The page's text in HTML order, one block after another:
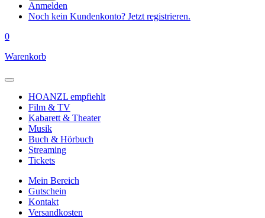
Anmelden
Noch kein Kundenkonto? Jetzt registrieren.
0
Warenkorb
HOANZL empfiehlt
Film & TV
Kabarett & Theater
Musik
Buch & Hörbuch
Streaming
Tickets
Mein Bereich
Gutschein
Kontakt
Versandkosten